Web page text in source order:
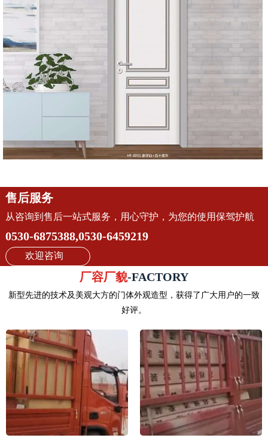
售后服务
从咨询到售后一站式服务，用心守护，为您的使用保驾护航
0530-6875388,0530-6459219
欢迎咨询
厂容厂貌-FACTORY
新型先进的技术及美观大方的门体外观造型，获得了广大用户的一致
好评。